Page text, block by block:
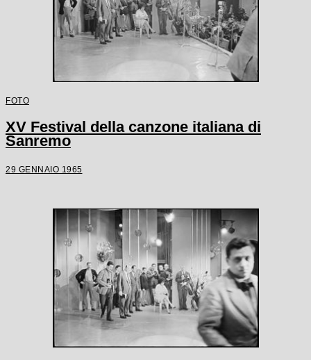
FOTO
XV Festival della canzone italiana di
Sanremo
29 GENNAIO 1965